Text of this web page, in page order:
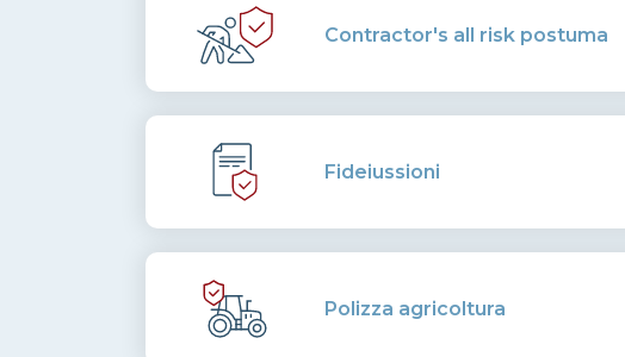
Contractor's all risk postuma
Fideiussioni
Polizza agricoltura